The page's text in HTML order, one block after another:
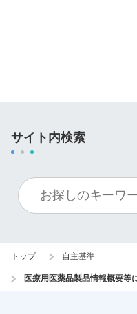
サイト内検索
トップ 自主基準
医療用医薬品製品情報概要等